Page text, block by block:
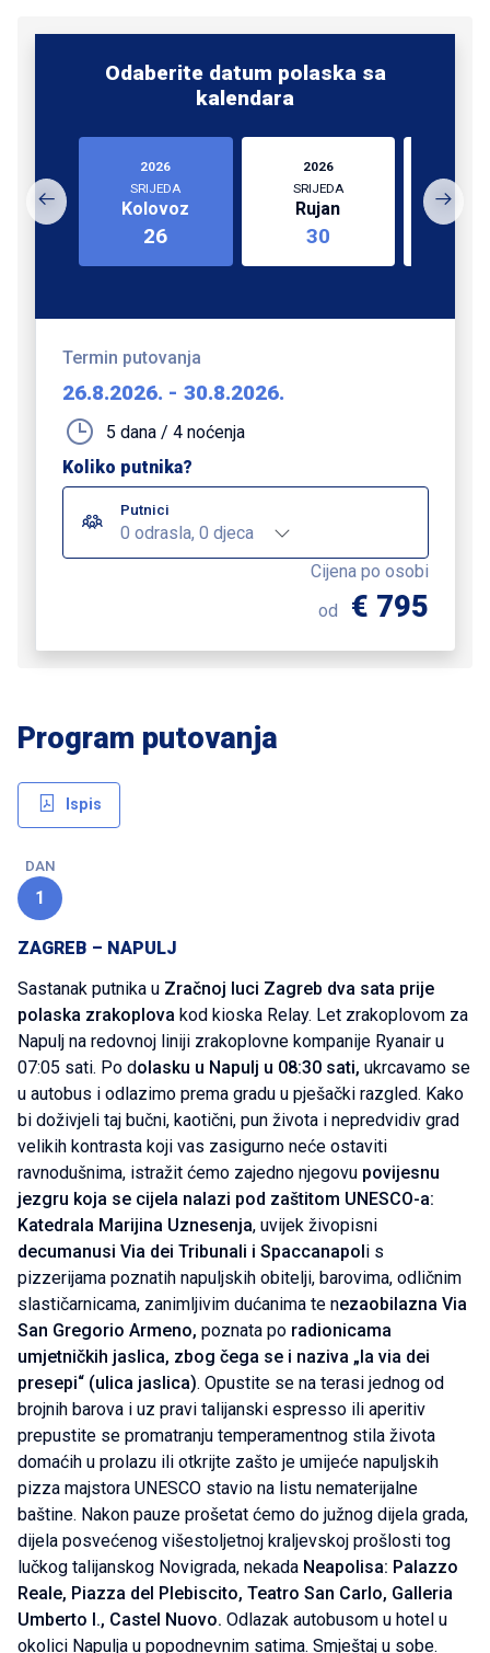
Odaberite datum polaska sa
kalendara
2026
SRIJEDA
Kolovoz
26
2026
SRIJEDA
Rujan
30
Termin putovanja
26.8.2026. - 30.8.2026.
5 dana / 4 noćenja
Koliko putnika?
Putnici
0 odrasla, 0 djeca
Cijena po osobi
od
€ 795
Program putovanja
Ispis
DAN
1
ZAGREB – NAPULJ
Sastanak putnika u Zračnoj luci Zagreb dva sata prije
polaska zrakoplova kod kioska Relay. Let zrakoplovom za
Napulj na redovnoj liniji zrakoplovne kompanije Ryanair u
07:05 sati. Po dolasku u Napulj u 08:30 sati, ukrcavamo se
u autobus i odlazimo prema gradu u pješački razgled. Kako
bi doživjeli taj bučni, kaotični, pun života i nepredvidiv grad
velikih kontrasta koji vas zasigurno neće ostaviti
ravnodušnima, istražit ćemo zajedno njegovu povijesnu
jezgru koja se cijela nalazi pod zaštitom UNESCO-a:
Katedrala Marijina Uznesenja, uvijek živopisni
decumanusi Via dei Tribunali i Spaccanapoli s
pizzerijama poznatih napuljskih obitelji, barovima, odličnim
slastičarnicama, zanimljivim dućanima te nezaobilazna Via
San Gregorio Armeno, poznata po radionicama
umjetničkih jaslica, zbog čega se i naziva „la via dei
presepi“ (ulica jaslica). Opustite se na terasi jednog od
brojnih barova i uz pravi talijanski espresso ili aperitiv
prepustite se promatranju temperamentnog stila života
domaćih u prolazu ili otkrijte zašto je umijeće napuljskih
pizza majstora UNESCO stavio na listu nematerijalne
baštine. Nakon pauze prošetat ćemo do južnog dijela grada,
dijela posvećenog višestoljetnoj kraljevskoj prošlosti tog
lučkog talijanskog Novigrada, nekada Neapolisa: Palazzo
Reale, Piazza del Plebiscito, Teatro San Carlo, Galleria
Umberto I., Castel Nuovo. Odlazak autobusom u hotel u
okolici Napulja u popodnevnim satima. Smještaj u sobe.